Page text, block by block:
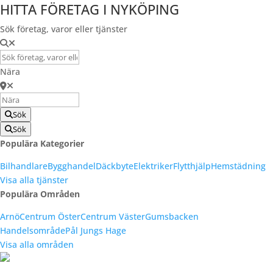
HITTA FÖRETAG I NYKÖPING
Sök företag, varor eller tjänster
Nära
Sök
Sök
Populära Kategorier
BilhandlareBygghandelDäckbyteElektrikerFlytthjälpHemstädning
Visa alla tjänster
Populära Områden
ArnöCentrum ÖsterCentrum VästerGumsbacken
HandelsområdePål Jungs Hage
Visa alla områden